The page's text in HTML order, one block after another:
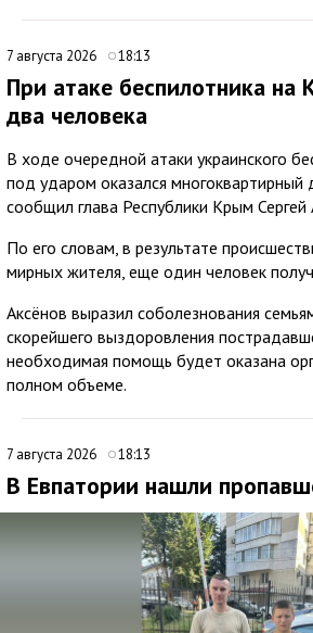
7 августа 2026 18:13
При атаке беспилотника на
два человека
В ходе очередной атаки украинского
под ударом оказался
сообщил глава Республики Крым Сергей
По его словам, в результате
мирных жителя, еще один человек
Аксёнов выразил соболезнования
скорейшего выздоровления
необходимая помощь будет оказана
полном объеме.
7 августа 2026 18:13
В Евпатории нашли